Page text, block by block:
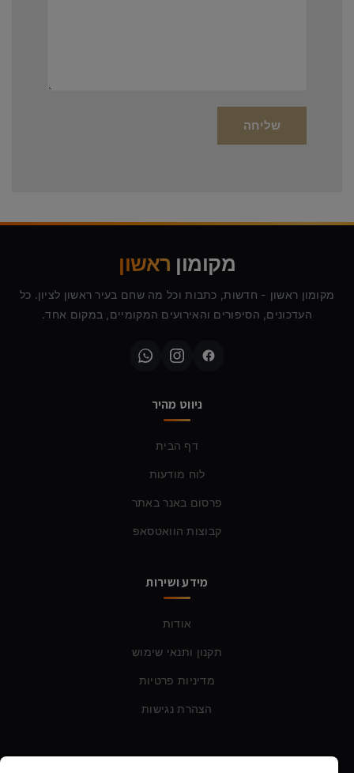
מקומון ראשון
מקומון ראשון - חדשות, כתבות וכל מה שחם בעיר ראשון לציון. כל
העדכונים, הסיפורים והאירועים המקומיים, במקום אחד.
ניווט מהיר
דף הבית
לוח מודעות
פרסום באנר באתר
קבוצות הוואטסאפ
מידע ושירות
אודות
תקנון ותנאי שימוש
מדיניות פרטיות
הצהרת נגישות
צרו קשר